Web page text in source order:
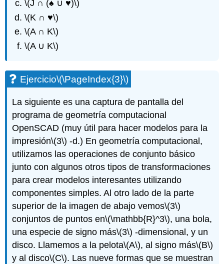
\(J ∩ (♠ ∪ ♥)\)
\(K ∩ ♥\)
\(A ∩ K\)
\(A ∪ K\)
Ejercicio\(\PageIndex{3}\)
La siguiente es una captura de pantalla del
programa de geometría computacional
OpenSCAD (muy útil para hacer modelos para la
impresión\(3\) -d.) En geometría computacional,
utilizamos las operaciones de conjunto básico
junto con algunos otros tipos de transformaciones
para crear modelos interesantes utilizando
componentes simples. Al otro lado de la parte
superior de la imagen de abajo vemos\(3\)
conjuntos de puntos en\(\mathbb{R}^3\), una bola,
una especie de signo más\(3\) -dimensional, y un
disco. Llamemos a la pelota\(A\), al signo más\(B\)
y al disco\(C\). Las nueve formas que se muestran